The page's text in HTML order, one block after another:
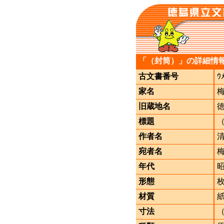
「（封筒）」の詳細情
古文書番号
ｳ
家名
旧蔵地名
標題
作者名
宛者名
年代
形態
材質
寸法